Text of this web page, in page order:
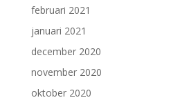
februari 2021
januari 2021
december 2020
november 2020
oktober 2020